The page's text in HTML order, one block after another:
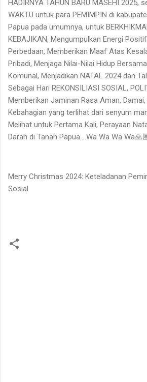
HADIRNYA TAHUN BARU MASEHI 2025,
WAKTU untuk para PEMIMPIN di
Papua pada umumnya, untuk
KEBAJIKAN, Mengumpulkan Energi
Perbedaan, Memberikan Maaf Atas
Pribadi, Menjaga Nilai-Nilai Hidup
Komunal, Menjadikan NATAL 2024 dan
Sebagai Hari REKONSILIASI SOSIAL,
Memberikan Jaminan Rasa Aman, Damai,
Kebahagian yang terlihat dari senyum
Melihat untuk Pertama Kali, Perayaan
Darah di Tanah Papua….Wa Wa Wa
Merry Christmas 2024: Keteladanan
Sosial